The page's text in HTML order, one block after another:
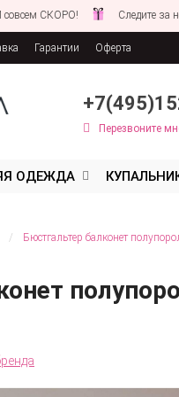
Следите за
Гарантии Оферта
Перезвоните
ОДЕЖДА
Бюстгальтер балконет